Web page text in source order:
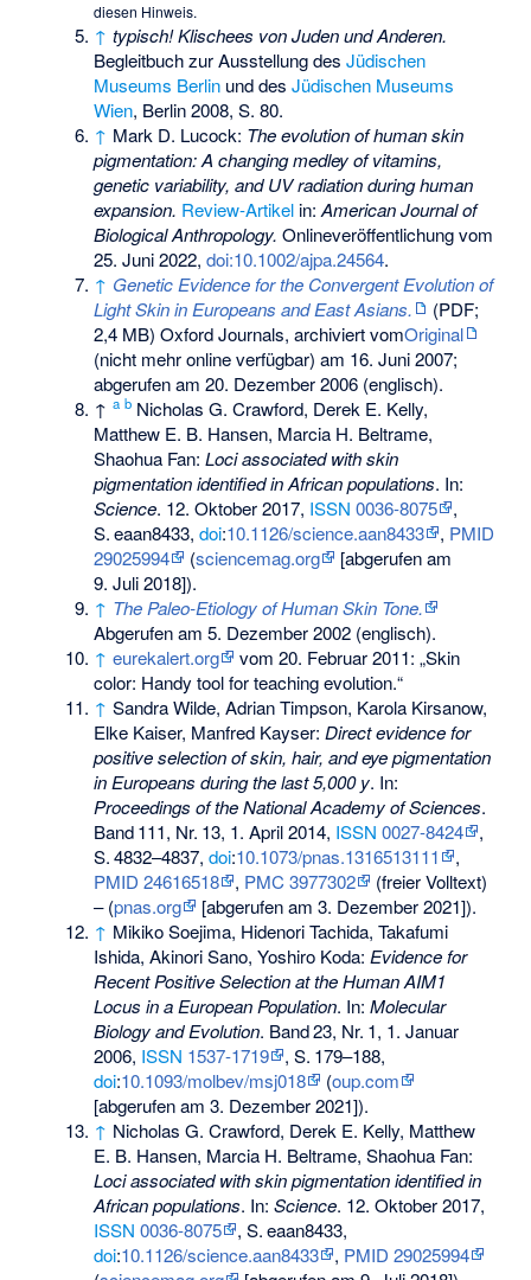
diesen Hinweis.
↑ typisch! Klischees von Juden und Anderen.
Begleitbuch zur Ausstellung desJüdischen
Museums Berlin und desJüdischen Museums
Wien, Berlin 2008, S. 80.
↑ Mark D. Lucock: The evolution of human skin
pigmentation: A changing medley of vitamins,
genetic variability, and UV radiation during human
expansion. Review-Artikel in:American Journal of
Biological Anthropology. Onlineveröffentlichung vom
25. Juni 2022,doi:10.1002/ajpa.24564.
↑ Genetic Evidence for the Convergent Evolution of
Light Skin in Europeans and East Asians.
(PDF;
2,4 MB) Oxford Journals, archiviert vomOriginal
(nicht mehr online verfügbar) am 16. Juni 2007;
abgerufen am 20. Dezember 2006 (englisch).
↑a b Nicholas G. Crawford, Derek E. Kelly,
Matthew E. B. Hansen, Marcia H. Beltrame,
Shaohua Fan:Loci associated with skin
pigmentation identified in African populations. In:
Science. 12. Oktober 2017, ISSN 0036-8075
,
S.eaan8433,doi:10.1126/science.aan8433 , PMID
29025994
(sciencemag.org
[abgerufen am
9. Juli 2018]).
↑ The Paleo-Etiology of Human Skin Tone.
Abgerufen am 5. Dezember 2002 (englisch).
↑ eurekalert.org
vom 20. Februar 2011: „Skin
color: Handy tool for teaching evolution.“
↑ Sandra Wilde, Adrian Timpson, Karola Kirsanow,
Elke Kaiser, Manfred Kayser:Direct evidence for
positive selection of skin, hair, and eye pigmentation
in Europeans during the last 5,000 y. In:
Proceedings of the National Academy of Sciences.
Band111, Nr. 13, 1. April 2014, ISSN 0027-8424
,
S.4832–4837,doi:10.1073/pnas.1316513111
,
PMID 24616518
, PMC 3977302
(freier Volltext)
– (pnas.org
[abgerufen am 3. Dezember 2021]).
↑ Mikiko Soejima, Hidenori Tachida, Takafumi
Ishida, Akinori Sano, Yoshiro Koda: Evidence for
Recent Positive Selection at the Human AIM1
Locus in a European Population. In:Molecular
Biology and Evolution. Band23, Nr. 1, 1. Januar
2006, ISSN 1537-1719 ,S. 179–188,
doi:10.1093/molbev/msj018 (oup.com
[abgerufen am 3. Dezember 2021]).
↑ Nicholas G. Crawford, Derek E. Kelly, Matthew
E. B. Hansen, Marcia H. Beltrame, Shaohua Fan:
Loci associated with skin pigmentation identified in
African populations. In:Science. 12. Oktober 2017,
ISSN 0036-8075 ,S.eaan8433,
doi:10.1126/science.aan8433 , PMID 29025994